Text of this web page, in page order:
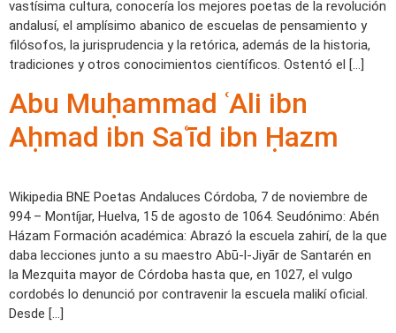
vastísima cultura, conocería los mejores poetas de la revolución
andalusí, el amplísimo abanico de escuelas de pensamiento y
filósofos, la jurisprudencia y la retórica, además de la historia,
tradiciones y otros conocimientos científicos. Ostentó el […]
Abu Muḥammad ʿAli ibn
Aḥmad ibn Saʿīd ibn Ḥazm
Wikipedia BNE Poetas Andaluces Córdoba, 7 de noviembre de
994 – Montíjar, Huelva, 15 de agosto de 1064. Seudónimo: Abén
Házam Formación académica: Abrazó la escuela zahirí, de la que
daba lecciones junto a su maestro Abū-l-Jiyār de Santarén en
la Mezquita mayor de Córdoba hasta que, en 1027, el vulgo
cordobés lo denunció por contravenir la escuela malikí oficial.
Desde […]